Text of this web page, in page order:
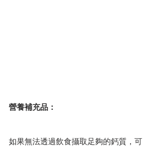
營養補充品：
如果無法透過飲食攝取足夠的鈣質，可